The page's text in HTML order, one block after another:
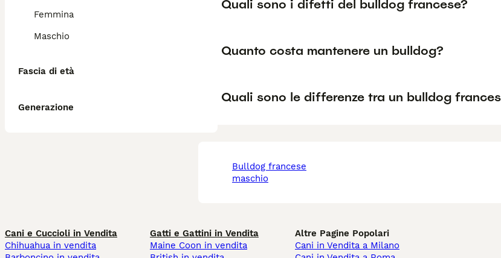
Femmina
Maschio
Fascia di età
Generazione
Quali sono i difetti del bulldog francese?
Quanto costa mantenere un bulldog?
Quali sono le differenze tra un bulldog
bulldog francese
maschio
Cani e Cuccioli in Vendita
Chihuahua in vendita
Gatti e Gattini in Vendita
Maine Coon in vendita
Altre Pagine Popolari
Cani in Vendita a Milano